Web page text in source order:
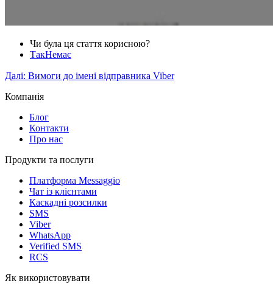
Чи була ця стаття корисною?
ТакНемає
Далі: Вимоги до імені відправника Viber
Компанія
Блог
Контакти
Про нас
Продукти та послуги
Платформа Messaggio
Чат із клієнтами
Каскадні розсилки
SMS
Viber
WhatsApp
Verified SMS
RCS
Як використовувати